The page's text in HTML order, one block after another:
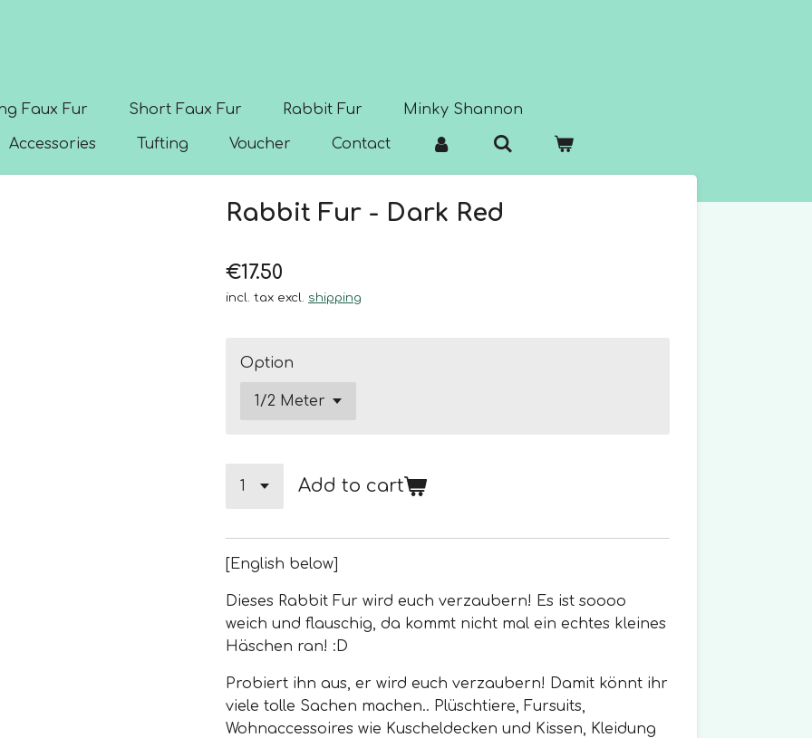
Faux Fur Short Faux Fur Rabbit Fur Minky Shannon
Accessories Tufting Voucher Contact
Rabbit Fur - Dark Red
€17.50
incl. tax excl. shipping
Option
Add to cart
[English below]
Dieses Rabbit Fur wird euch verzaubern! Es ist soooo
weich und flauschig, da kommt nicht mal ein echtes kleines
Häschen ran! :D
Probiert ihn aus, er wird euch verzaubern! Damit könnt ihr
viele tolle Sachen machen.. Plüschtiere, Fursuits,
Wohnaccessoires wie Kuscheldecken und Kissen, Kleidung